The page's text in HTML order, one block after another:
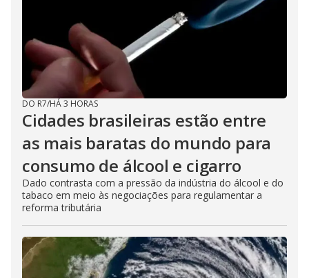
DO R7/HÁ 3 HORAS
Cidades brasileiras estão entre
as mais baratas do mundo para
consumo de álcool e cigarro
Dado contrasta com a pressão da indústria do álcool e do
tabaco em meio às negociações para regulamentar a
reforma tributária